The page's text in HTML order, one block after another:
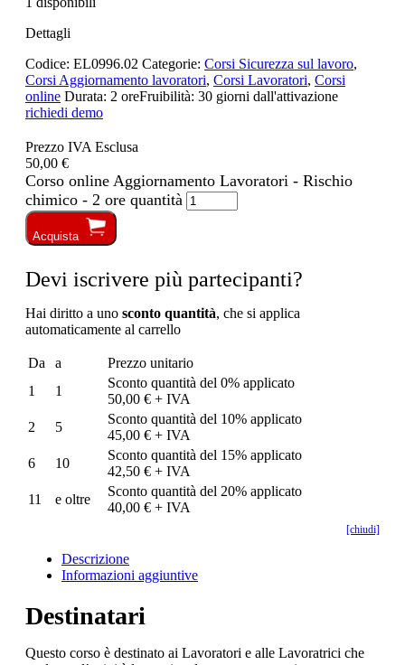
Dettagli
Codice: EL0996.02 Categorie: Corsi Sicurezza sul lavoro,
Corsi Aggiornamento lavoratori, Corsi Lavoratori, Corsi
online Durata: 2 oreFruibilità: 30 giorni dall'attivazione
richiedi demo
Prezzo IVA Esclusa
50,00 €
Corso online Aggiornamento Lavoratori - Rischio
chimico - 2 ore quantità
Acquista
Devi iscrivere più partecipanti?
Hai diritto a uno sconto quantità, che si applica
automaticamente al carrello
Da a
Prezzo unitario
1
1
Sconto quantità del 0% applicato
50,00 € + IVA
2
5
Sconto quantità del 10% applicato
45,00 € + IVA
6
10
Sconto quantità del 15% applicato
42,50 € + IVA
11
e oltre
Sconto quantità del 20% applicato
40,00 € + IVA
[chiudi]
Descrizione
Informazioni aggiuntive
Destinatari
Questo corso è destinato ai Lavoratori e alle Lavoratrici che